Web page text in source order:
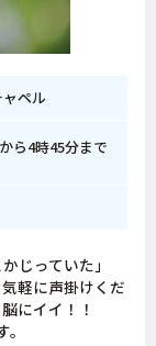
ペル
ら4時45分まで
じっていた」
軽に声掛けくだ
にイイ！！